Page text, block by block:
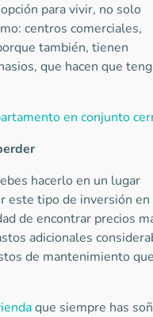
para vivir, no solo
centros comerciales,
también, tienen
que hacen que
en conjunto
hacerlo en un lugar
este tipo de inversión en
de encontrar precios
adicionales
de mantenimiento que
que siempre has